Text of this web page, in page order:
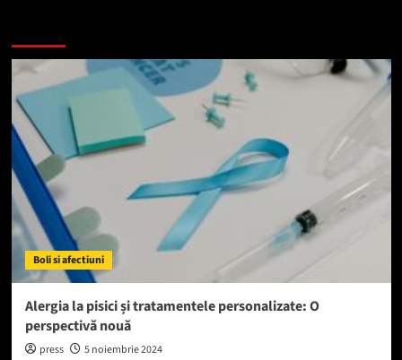
Boli si afectiuni
Alergia la pisici și tratamentele personalizate: O
perspectivă nouă
press 5 noiembrie 2024